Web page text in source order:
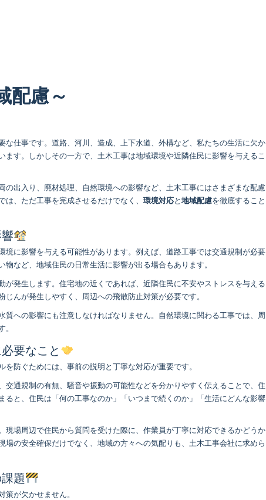
配慮～
な仕事です。道路、河川、造成、上下水道、外構など、私たちの生活に欠か
ます。しかしその一方で、土木工事は地域環境や近隣住民に影響を与えるこ
の出入り、廃材処理、自然環境への影響など、土木工事にはさまざまな配慮
、ただ工事を完成させるだけでなく、 環境対応と 地域配慮を徹底すること
境に影響を与える可能性があります。例えば、道路工事では交通規制が必要
など、地域住民の日常生活に影響が出る場合もあります。
が発生します。住宅地の近くであれば、近隣住民に不安やストレスを与える
じんが発生しやすく、周辺への飛散防止対策が必要です。
質への影響にも注意しなければなりません。自然環境に関わる工事では、周
。
要なこと
防ぐためには、事前の説明と丁寧な対応が重要です。
交通規制の有無、騒音や振動の可能性などを分かりやすく伝えることで、住
ると、住民は「何の工事なのか」「いつまで続くのか」「生活にどんな影響
現場周辺で住民から質問を受けた際に、作業員が丁寧に対応できるかどうか
場の安全確保だけでなく、地域の方々への気配りも、土木工事会社に求めら
題
策が欠かせません。